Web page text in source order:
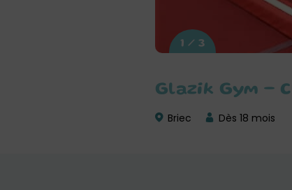
Glazik Gym –
Briec Dès 18 mois
1 / 3